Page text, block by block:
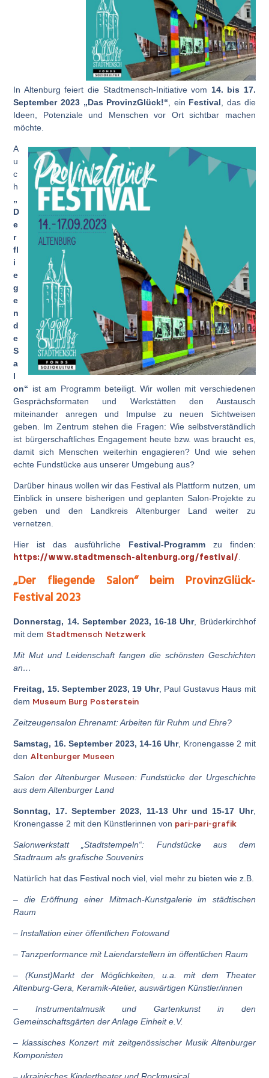
In Altenburg feiert die Stadtmensch-Initiative vom 14. bis 17.
September 2023 „Das ProvinzGlück!“ , ein Festival , das die
Ideen, Potenziale und Menschen vor Ort sichtbar machen
möchte.
A
u
c
h
„
D
e
r
fl
i
e
g
e
n
d
e
S
a
l
on“ ist am Programm beteiligt. Wir wollen mit verschiedenen
Gesprächsformaten und Werkstätten den Austausch
miteinander anregen und Impulse zu neuen Sichtweisen
geben. Im Zentrum stehen die Fragen: Wie selbstverständlich
ist bürgerschaftliches Engagement heute bzw. was braucht es,
damit sich Menschen weiterhin engagieren? Und wie sehen
echte Fundstücke aus unserer Umgebung aus?
Darüber hinaus wollen wir das Festival als Plattform nutzen, um
Einblick in unsere bisherigen und geplanten Salon-Projekte zu
geben und den Landkreis Altenburger Land weiter zu
vernetzen.
Hier ist das ausführliche Festival-Programmzu finden:
https://www.stadtmensch-altenburg.org/festival/
„Der fliegende Salon“ beim ProvinzGlück-
Festival 2023
Donnerstag, 14. September 2023, 16-18 Uhr, Brüderkirchhof
mit dem Stadtmensch Netzwerk
Mit Mut und Leidenschaft fangen die schönsten Geschichten
an…
Freitag, 15. September 2023, 19 Uhr, Paul Gustavus Haus mit
dem Museum Burg Posterstein
Zeitzeugensalon Ehrenamt: Arbeiten für Ruhm und Ehre?
Samstag, 16. September 2023, 14-16 Uhr, Kronengasse 2 mit
den Altenburger Museen
Salon der Altenburger Museen: Fundstücke der Urgeschichte
aus dem Altenburger Land
Sonntag, 17. September 2023, 11-13 Uhr und 15-17 Uhr,
Kronengasse 2 mit den Künstlerinnen von pari-pari-grafik
Salonwerkstatt „Stadtstempeln“: Fundstücke aus dem
Stadtraum als grafische Souvenirs
Natürlich hat das Festival noch viel, viel mehr zu bieten wie z.B.
– die Eröffnung einer Mitmach-Kunstgalerie im städtischen
Raum
– Installation einer öffentlichen Fotowand
– Tanzperformance mit Laiendarstellern im öffentlichen Raum
– (Kunst)Markt der Möglichkeiten, u.a. mit dem Theater
Altenburg-Gera, Keramik-Atelier, auswärtigen Künstler/innen
– Instrumentalmusik und Gartenkunst in den
Gemeinschaftsgärten der Anlage Einheit e.V.
– klassisches Konzert mit zeitgenössischer Musik Altenburger
Komponisten